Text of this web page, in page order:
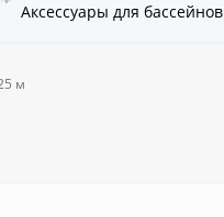
Аксессуары для бассейнов
м